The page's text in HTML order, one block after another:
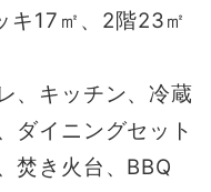
キ17㎡、2階23㎡
、キッチン、冷蔵
ダイニングセット
焚き火台、BBQ